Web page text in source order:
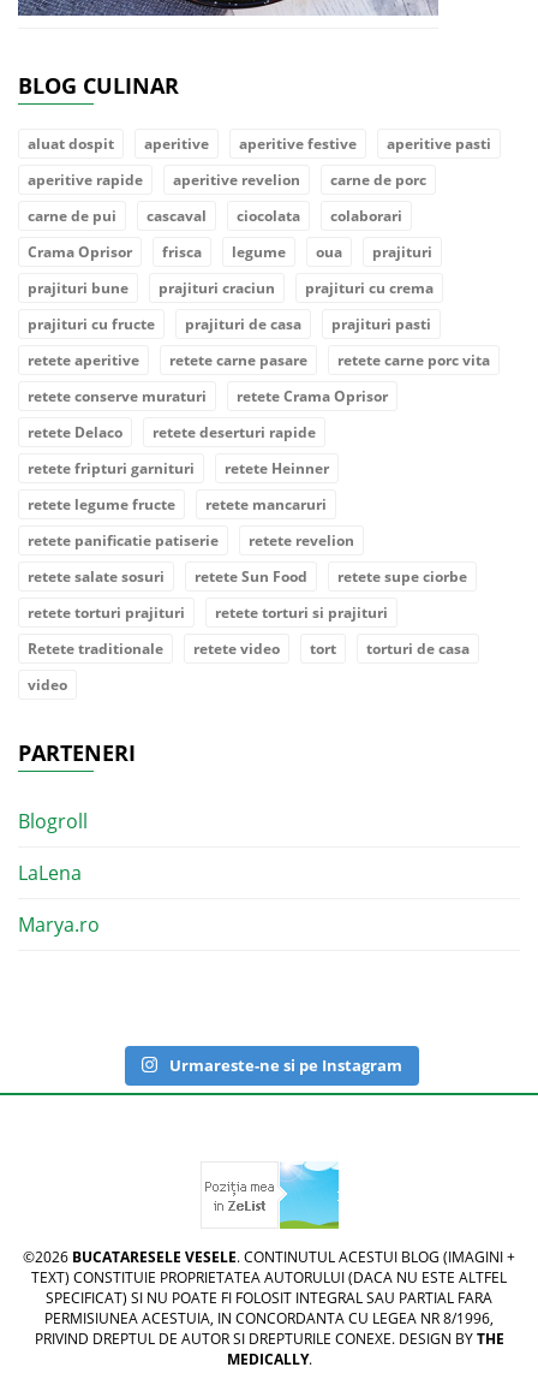
BLOG CULINAR
aluat dospit aperitive aperitive festive
aperitive pasti
aperitive rapide
aperitive revelion
carne de porc
carne de pui
cascaval ciocolata
colaborari
Crama Oprisor
frisca legume oua
prajituri
prajituri bune
prajituri craciun
prajituri cu crema
prajituri cu fructe
prajituri de casa
prajituri pasti
retete aperitive
retete carne pasare
retete carne porc vita
retete conserve muraturi
retete Crama Oprisor
retete Delaco
retete deserturi rapide
retete fripturi garnituri
retete Heinner
retete legume fructe
retete mancaruri
retete panificatie patiserie
retete revelion
retete salate sosuri
retete Sun Food
retete supe ciorbe
retete torturi prajituri
retete torturi si prajituri
Retete traditionale
retete video tort
torturi de casa
video
PARTENERI
Blogroll
LaLena
Marya.ro
Urmareste-ne si pe Instagram
©2026 BUCATARESELE VESELE. CONTINUTUL ACESTUI BLOG (IMAGINI +
TEXT) CONSTITUIE PROPRIETATEA AUTORULUI (DACA NU ESTE ALTFEL
SPECIFICAT) SI NU POATE FI FOLOSIT INTEGRAL SAU PARTIAL FARA
PERMISIUNEA ACESTUIA, IN CONCORDANTA CU LEGEA NR 8/1996,
PRIVIND DREPTUL DE AUTOR SI DREPTURILE CONEXE. DESIGN BYTHE
MEDICALLY.